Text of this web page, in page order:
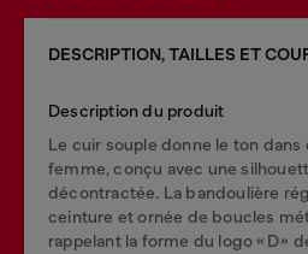
DESCRIPTION, TAILLES ET
Description du produit
Le cuir souple donne le ton dans
femme, conçu avec une
décontractée. La bandoulière
ceinture et ornée de boucles
rappelant la forme du logo « D »